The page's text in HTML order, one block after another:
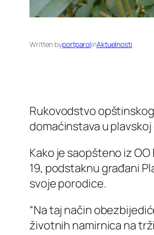
Written byportparolinAktuelnosti
Rukovodstvo
domaćinstava u
Kako je saopšteno iz
19, podstaknu građani
svoje porodice.
“Na taj način
životnih namirnica na